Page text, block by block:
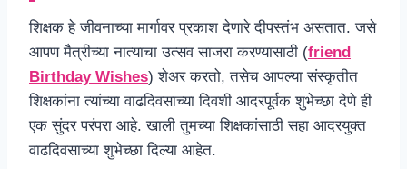
शिक्षक हे जीवनाच्या मार्गावर प्रकाश देणारे दीपस्तंभ असतात. जसे
आपण मैत्रीच्या नात्याचा उत्सव साजरा करण्यासाठी (friend
Birthday Wishes) शेअर करतो, तसेच आपल्या संस्कृतीत
शिक्षकांना त्यांच्या वाढदिवसाच्या दिवशी आदरपूर्वक शुभेच्छा देणे ही
एक सुंदर परंपरा आहे. खाली तुमच्या शिक्षकांसाठी सहा आदरयुक्त
वाढदिवसाच्या शुभेच्छा दिल्या आहेत.